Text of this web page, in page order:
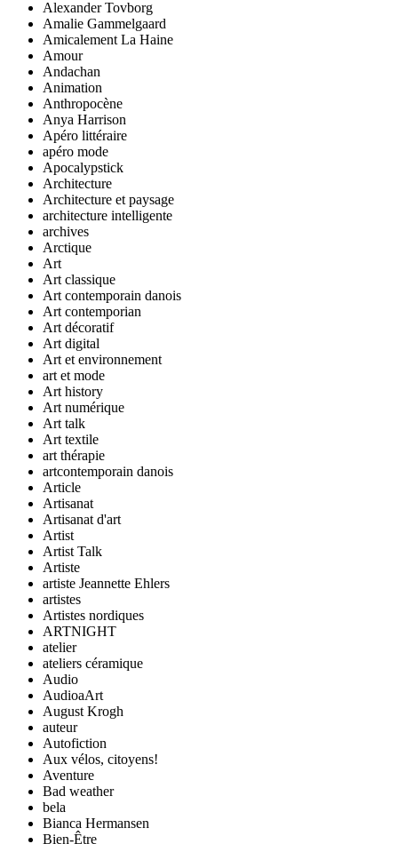
Alexander Tovborg
Amalie Gammelgaard
Amicalement La Haine
Amour
Andachan
Animation
Anthropocène
Anya Harrison
Apéro littéraire
apéro mode
Apocalypstick
Architecture
Architecture et paysage
architecture intelligente
archives
Arctique
Art
Art classique
Art contemporain danois
Art contemporian
Art décoratif
Art digital
Art et environnement
art et mode
Art history
Art numérique
Art talk
Art textile
art thérapie
artcontemporain danois
Article
Artisanat
Artisanat d'art
Artist
Artist Talk
Artiste
artiste Jeannette Ehlers
artistes
Artistes nordiques
ARTNIGHT
atelier
ateliers céramique
Audio
AudioaArt
August Krogh
auteur
Autofiction
Aux vélos, citoyens!
Aventure
Bad weather
bela
Bianca Hermansen
Bien-Être